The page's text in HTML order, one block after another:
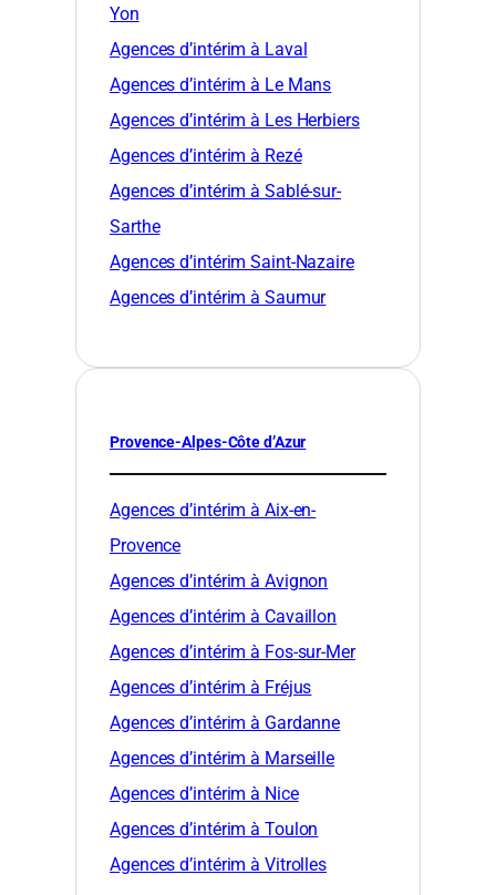
Yon
Agences d’intérim à Laval
Agences d’intérim à Le Mans
Agences d’intérim à Les Herbiers
Agences d’intérim à Rezé
Agences d’intérim à Sablé-sur-
Sarthe
Agences d’intérim Saint-Nazaire
Agences d’intérim à Saumur
Provence-Alpes-Côte d’Azur
Agences d’intérim à Aix-en-
Provence
Agences d’intérim à Avignon
Agences d’intérim à Cavaillon
Agences d’intérim à Fos-sur-Mer
Agences d’intérim à Fréjus
Agences d’intérim à Gardanne
Agences d’intérim à Marseille
Agences d’intérim à Nice
Agences d’intérim à Toulon
Agences d’intérim à Vitrolles